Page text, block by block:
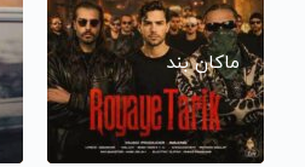
ماکان بند